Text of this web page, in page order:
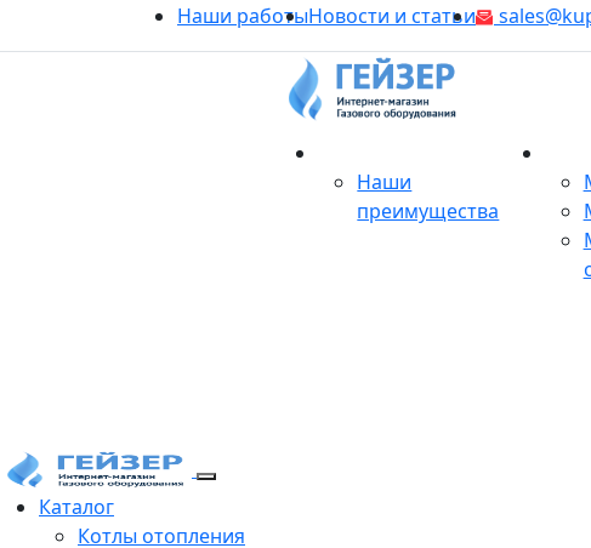
Наши работыНовости и статьи
Наши
преимущества
Каталог
Котлы отопления